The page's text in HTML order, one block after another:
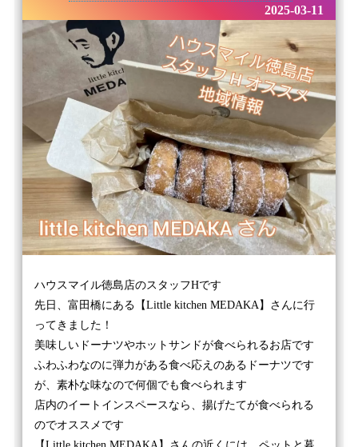
2025-03-11
ハウスマイル徳島店のスタッフHです
先日、富田橋にある【Little kitchen MEDAKA】さんに行
ってきました！
美味しいドーナツやホットサンドが食べられるお店です
ふわふわなのに弾力がある食べ応えのあるドーナツです
が、素朴な味なので何個でも食べられます
店内のイートインスペースなら、揚げたてが食べられる
のでオススメです